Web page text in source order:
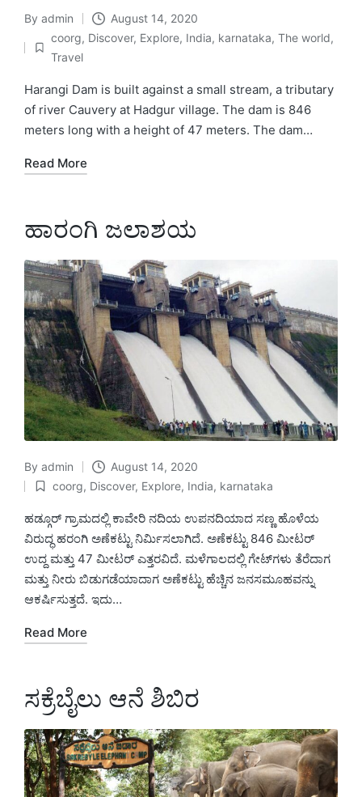
Posted
by
By admin August 14, 2020
Posted
coorg, Discover, Explore, India, karnataka,The world,
Travel
Harangi Dam is built against a small stream, a tributary
of river Cauvery at Hadgur village. The dam is 846
meters long with a height of 47 meters. The dam…
Read More
ಹಾರಂಗಿ ಜಲಾಶಯ
Posted
by
By admin August 14, 2020
Posted
in
coorg, Discover, Explore, India, karnataka
ಹಡ್ಗೂರ್ ಗ್ರಾಮದಲ್ಲಿ ಕಾವೇರಿ ನದಿಯ ಉಪನದಿಯಾದ ಸಣ್ಣ ಹೊಳೆಯ
ವಿರುದ್ಧ ಹರಂಗಿ ಅಣೆಕಟ್ಟು ನಿರ್ಮಿಸಲಾಗಿದೆ. ಅಣೆಕಟ್ಟು 846 ಮೀಟರ್
ಉದ್ದ ಮತ್ತು 47 ಮೀಟರ್ ಎತ್ತರವಿದೆ. ಮಳೆಗಾಲದಲ್ಲಿ ಗೇಟ್‌ಗಳು ತೆರೆದಾಗ
ಮತ್ತು ನೀರು ಬಿಡುಗಡೆಯಾದಾಗ ಅಣೆಕಟ್ಟು ಹೆಚ್ಚಿನ ಜನಸಮೂಹವನ್ನು
ಆಕರ್ಷಿಸುತ್ತದೆ. ಇದು…
Read More
ಸಕ್ರೆಬೈಲು ಆನೆ ಶಿಬಿರ